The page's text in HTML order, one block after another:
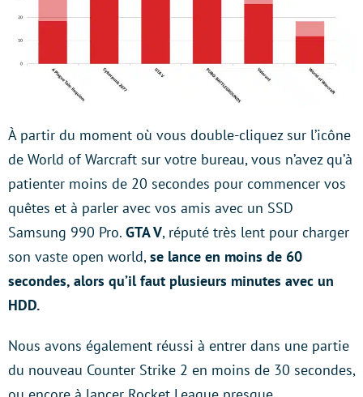
À partir du moment où vous double-cliquez sur l’icône
de World of Warcraft sur votre bureau, vous n’avez qu’à
patienter moins de 20 secondes pour commencer vos
quêtes et à parler avec vos amis avec un SSD
Samsung 990 Pro. GTA V, réputé très lent pour charger
son vaste open world,se lance en moins de 60
secondes, alors qu’il faut plusieurs minutes avec un
HDD.
Nous avons également réussi à entrer dans une partie
du nouveau Counter Strike 2 en moins de 30 secondes,